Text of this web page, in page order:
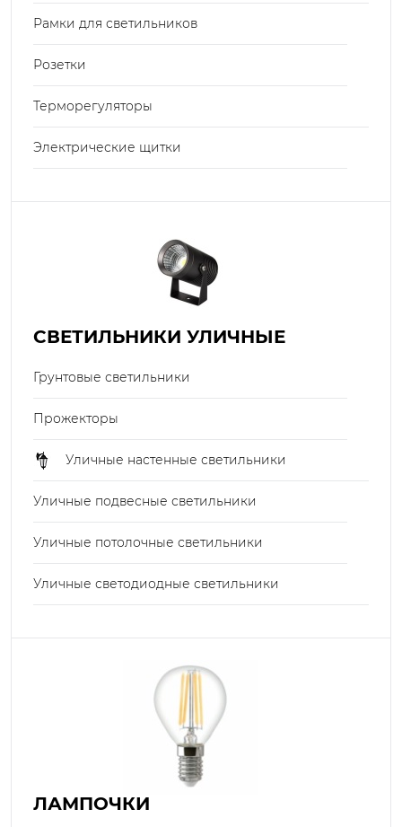
Рамки для светильников
Розетки
Терморегуляторы
Электрические щитки
СВЕТИЛЬНИКИ УЛИЧНЫЕ
Грунтовые светильники
Прожекторы
Уличные настенные светильники
Уличные подвесные светильники
Уличные потолочные светильники
Уличные светодиодные светильники
ЛАМПОЧКИ